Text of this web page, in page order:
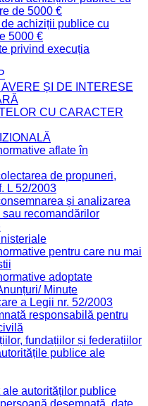
de 5000 €
achiziții publice cu
5000 €
privind execuția
ȘI DE INTERESE
CU CARACTER
aflate în
de propuneri,
L 52/2003
și analizarea
recomandărilor
pentru care nu mai
adoptate
Minute
a Legii nr. 52/2003
responsabilă pentru
fundațiilor și federațiilor
publice ale
autorităților publice
desemnată, date